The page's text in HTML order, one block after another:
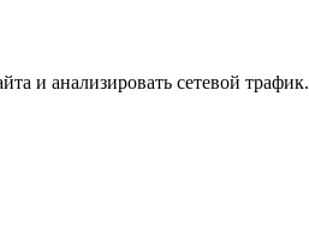
и анализировать сетевой трафик.